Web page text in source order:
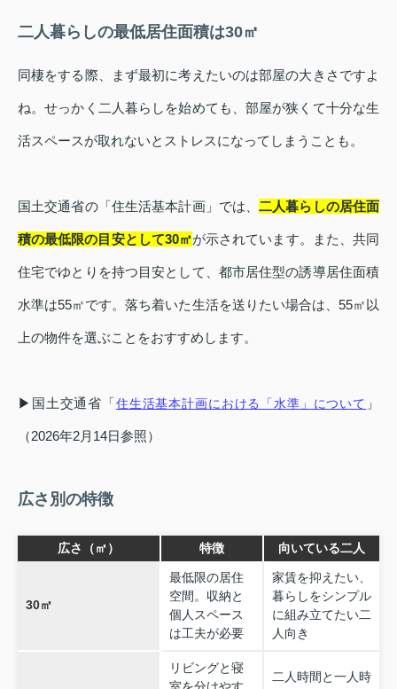
二人暮らしの最低居住面積は30㎡
同棲をする際、まず最初に考えたいのは部屋の大きさですよ
ね。せっかく二人暮らしを始めても、部屋が狭くて十分な生
活スペースが取れないとストレスになってしまうことも。
国土交通省の「住生活基本計画」では、二人暮らしの居住面
積の最低限の目安として30㎡が示されています。また、共同
住宅でゆとりを持つ目安として、都市居住型の誘導居住面積
水準は55㎡です。落ち着いた生活を送りたい場合は、55㎡以
上の物件を選ぶことをおすすめします。
▶国土交通省「住生活基本計画における「水準」について 」
（2026年2月14日参照）
広さ別の特徴
広さ（㎡） 特徴 向いている二人
30㎡
最低限の居住
空間。収納と
個人スペース
は工夫が必要
家賃を抑えたい、
暮らしをシンプル
に組み立てたい二
人向き
リビングと寝
二人時間と一人時